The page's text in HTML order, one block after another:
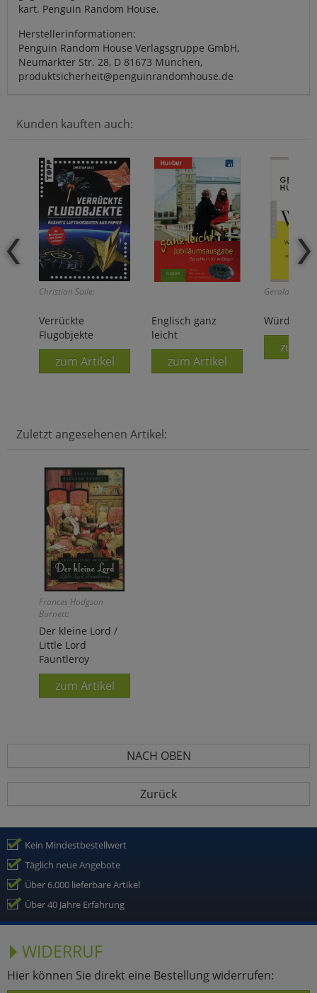
kart. Penguin Random House.
Herstellerinformationen:
Penguin Random House Verlagsgruppe GmbH,
Neumarkter Str. 28, D 81673 München,
produktsicherheit@penguinrandomhouse.de
Kunden kauften auch:
Christian Saile:
Verrückte
Flugobjekte
zum Artikel
Englisch ganz
leicht
zum Artikel
Gerald
Würde
zum
Zuletzt angesehenen Artikel:
Frances Hodgson
Burnett:
Der kleine Lord /
Little Lord
Fauntleroy
zum Artikel
NACH OBEN
Zurück
Kein Mindestbestellwert
Täglich neue Angebote
Über 6.000 lieferbare Artikel
Über 40 Jahre Erfahrung
WIDERRUF
Hier können Sie direkt eine Bestellung widerrufen: